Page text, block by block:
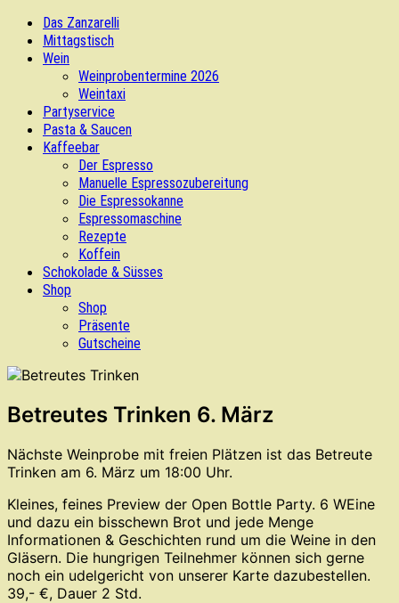
Das Zanzarelli
Mittagstisch
Wein
Weinprobentermine 2026
Weintaxi
Partyservice
Pasta & Saucen
Kaffeebar
Der Espresso
Manuelle Espressozubereitung
Die Espressokanne
Espressomaschine
Rezepte
Koffein
Schokolade & Süsses
Shop
Shop
Präsente
Gutscheine
Betreutes Trinken 6. März
Nächste Weinprobe mit freien Plätzen ist das Betreute
Trinken am 6. März um 18:00 Uhr.
Kleines, feines Preview der Open Bottle Party. 6 WEine
und dazu ein bisschewn Brot und jede Menge
Informationen & Geschichten rund um die Weine in den
Gläsern. Die hungrigen Teilnehmer können sich gerne
noch ein udelgericht von unserer Karte dazubestellen.
39,- €, Dauer 2 Std.